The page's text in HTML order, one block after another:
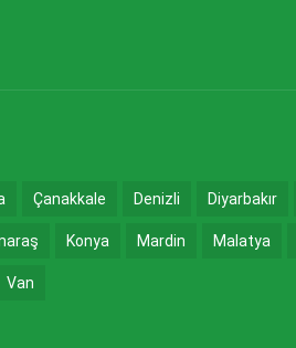
Çanakkale Denizli Diyarbakır
Konya Mardin Malatya
Van